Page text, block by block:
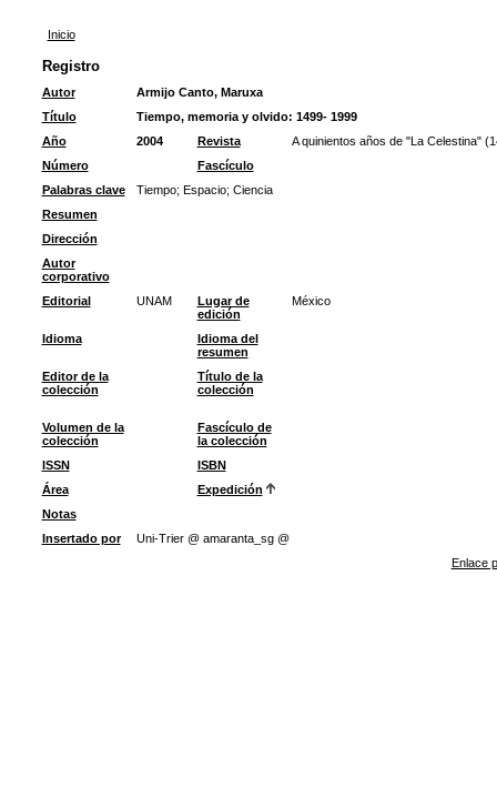
Inicio
Registro
Autor
Armijo Canto, Maruxa
Título
Tiempo, memoria y olvido: 1499- 1999
Año
2004 Revista
A quinientos años de "La Celestina"
Número
Fascículo
Palabras clave
Tiempo; Espacio; Ciencia
Resumen
Dirección
Autor
corporativo
Editorial
UNAM
Lugar de
edición
México
Idioma
Idioma del
resumen
Editor de la
colección
Título de la
colección
Volumen de la
colección
Fascículo de
la colección
ISSN
ISBN
Área
Expedición
Notas
Insertado por
Uni-Trier @ amaranta_sg @
Enlace